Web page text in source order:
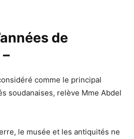
de
comme le principal
soudanaises, relève Mme Abdel
le musée et les antiquités ne